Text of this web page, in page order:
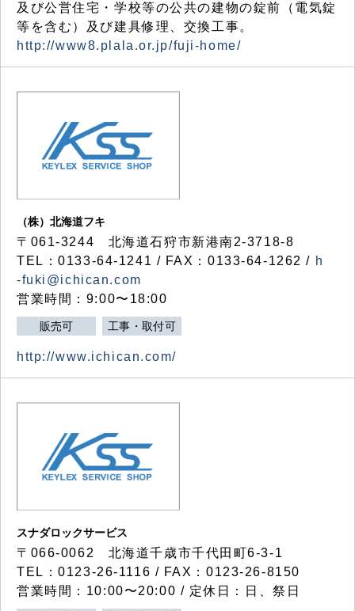
及び公営住宅・学校等の公共の建物の錠前（電気錠
等を含む）及び建具修理、交換工事。
http://www8.plala.or.jp/fuji-home/
（株）北海道フキ
〒061-3244 北海道石狩市新港南2-3718-8
TEL：0133-64-1241 / FAX：0133-64-1262 / h
-fuki@ichican.com
営業時間：9:00〜18:00
販売可 工事・取付可
http://www.ichican.com/
スナダロックサービス
〒066-0062 北海道千歳市千代田町6-3-1
TEL：0123-26-1116 / FAX：0123-26-8150
営業時間：10:00〜20:00 / 定休日：日、祭日